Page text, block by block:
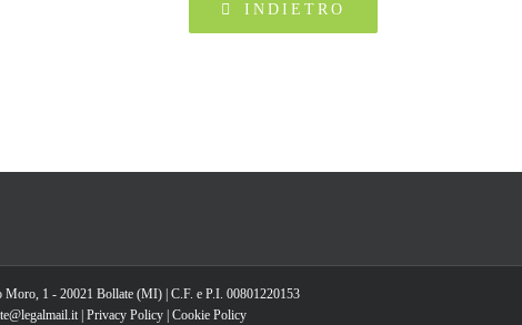
INDIETRO
1 - 20021 Bollate (MI) | C.F. e P.I. 00801220153
| Privacy Policy Cookie Policy